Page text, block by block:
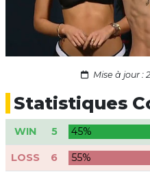
Mise à jour :
Statistiques
WIN 5 45%
LOSS 6 55%